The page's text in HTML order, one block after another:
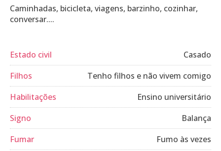
Caminhadas, bicicleta, viagens, barzinho, cozinhar,
conversar....
Estado civil
Casado
Filhos
Tenho filhos e não vivem comigo
Habilitações
Ensino universitário
Signo
Balança
Fumar
Fumo às vezes